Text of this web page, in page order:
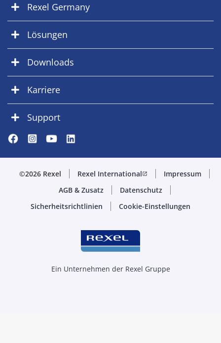
Rexel Germany
Lösungen
Downloads
Karriere
Support
©2026 Rexel Rexel Internationalopen_in_new
Impressum
AGB & Zusatz
Datenschutz
Sicherheitsrichtlinien
Cookie-Einstellungen
Ein Unternehmen der Rexel Gruppe